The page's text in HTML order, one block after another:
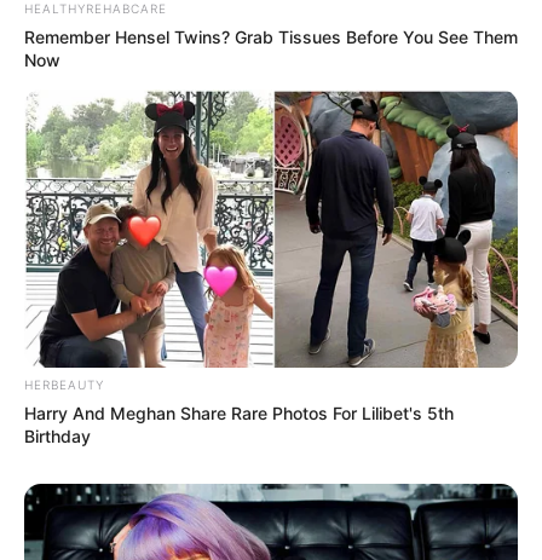
10 Desain Kanopi Tempat
Tidur, Serasa Beristirahat di
Kamar Raja
Tampil Lebih Modern, 7 Potret
90 Tahun
HEALTHYREHABCARE
Remember Hensel Twins? Grab Tissues Before You See Them
Now
HERBEAUTY
Harry And Meghan Share Rare Photos For Lilibet's 5th
Birthday